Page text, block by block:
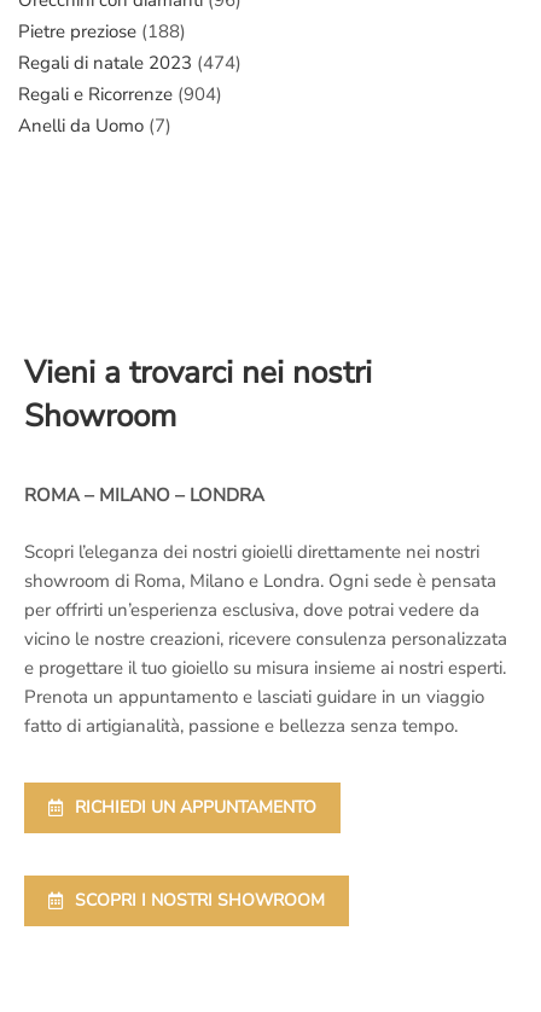
Pietre preziose (188)
Regali di natale 2023 (474)
Regali e Ricorrenze (904)
Anelli da Uomo (7)
Vieni a trovarci nei nostri
Showroom
ROMA – MILANO – LONDRA
Scopri l’eleganza dei nostri gioielli direttamente nei nostri
showroom di Roma, Milano e Londra. Ogni sede è pensata
per offrirti un’esperienza esclusiva, dove potrai vedere da
vicino le nostre creazioni, ricevere consulenza personalizzata
e progettare il tuo gioiello su misura insieme ai nostri esperti.
Prenota un appuntamento e lasciati guidare in un viaggio
fatto di artigianalità, passione e bellezza senza tempo.
RICHIEDI UN APPUNTAMENTO
SCOPRI I NOSTRI SHOWROOM